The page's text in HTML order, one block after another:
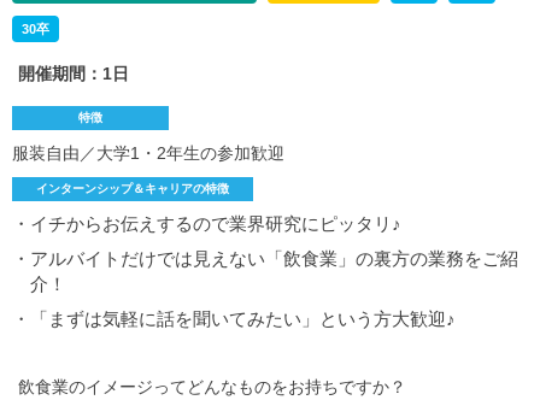
30卒
開催期間：1日
特徴
服装自由／大学1・2年生の参加歓迎
インターンシップ＆キャリアの特徴
・イチからお伝えするので業界研究にピッタリ♪
・アルバイトだけでは見えない「飲食業」の裏方の業務をご紹
介！
・「まずは気軽に話を聞いてみたい」という方大歓迎♪
飲食業のイメージってどんなものをお持ちですか？